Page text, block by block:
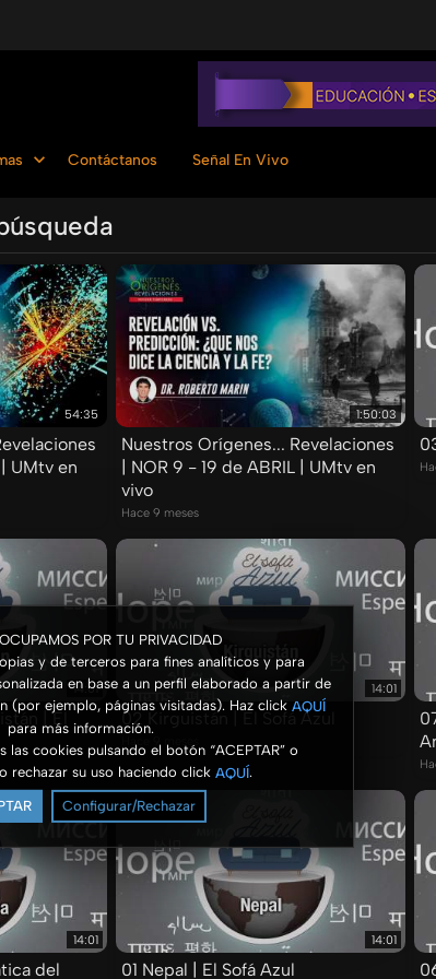
POR TU PRIVACIDAD
y de terceros para fines analíticos y para
en base a un perfil elaborado a partir de
(por ejemplo, páginas visitadas). Haz click AQUÍ
para más información.
las cookies pulsando el botón “ACEPTAR” o
rechazar su uso haciendo click AQUÍ.
Configurar/Rechazar
Contáctanos Señal En Vivo
Mostrar:
54:35
UMtv en
1:50:03
Nuestros Orígenes... Revelaciones
| NOR 9 - 19 de ABRIL | UMtv en
vivo
Hace 9 meses
14:01
| El
14:01
02 Kirguistán | El Sofá Azul
Hace 9 meses
14:01
del
14:01
01 Nepal | El Sofá Azul